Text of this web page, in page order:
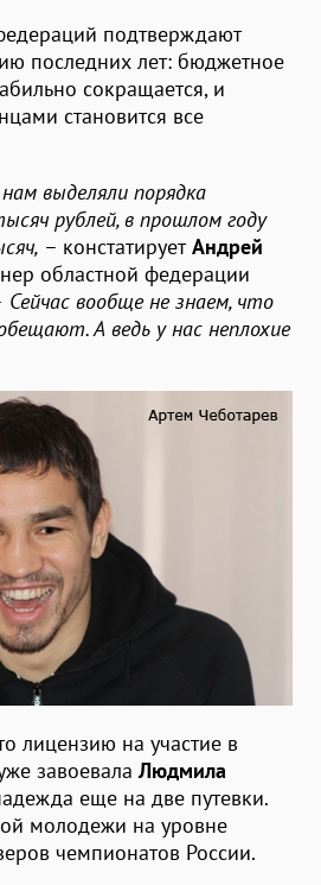
подтверждают
последних лет: бюджетное
сокращается, и
становится все
выделяли порядка
рублей, в прошлом году
– констатируетАндрей
областной федерации
Сейчас вообще не знаем, что
А ведь у нас неплохие
лицензию на участие в
завоевалаЛюдмила
еще на две путевки.
молодежи на уровне
чемпионатов России.